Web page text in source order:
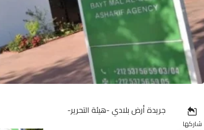
شاركها
جريدة أرض بلادي -هيئة التحرير-